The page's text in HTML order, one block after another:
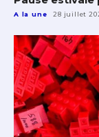
A la une 28 juillet